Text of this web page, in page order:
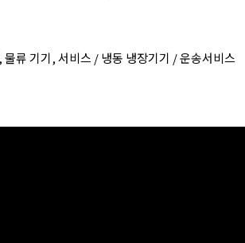
류 기기, 서비스 / 냉동 냉장기기 / 운송서비스